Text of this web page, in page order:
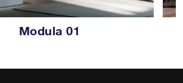
Modula 01